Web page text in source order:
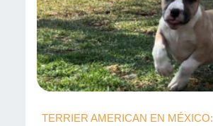
TERRIER AMERICAN EN MÉXICO: